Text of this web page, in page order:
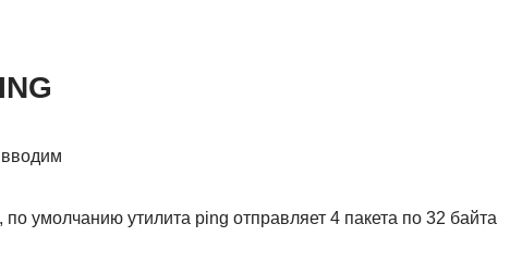
умолчанию утилита ping отправляет 4 пакета по 32 байта